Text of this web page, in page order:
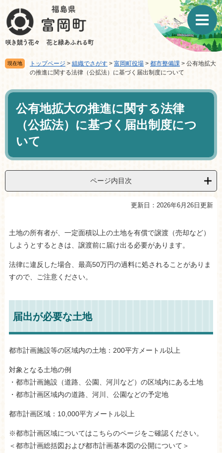
ジ
先
頭
で
ュ
を
飛
ば
現在地 トップページ > 組織でさがす > 富岡町役場 > 都市整備課 > 公有地拡大
の推進に関する法律（公拡法）に基づく届出制度について
本
公有地拡大の推進に関する法律
（公拡法）に基づく届出制度につ
いて
ページ内目次
更新日：2026年6月26日更新
土地の所有者が、一定面積以上の土地を有償で譲渡（売却など）
しようとするときは、譲渡前に届け出る必要があります。
法律に違反した場合、最高50万円の過料に処されることがありま
すので、ご注意ください。
届出が必要な土地
都市計画施設等の区域内の土地：200平方メートル以上
対象となる土地の例
・都市計画施設（道路、公園、河川など）の区域内にある土地
・都市計画区域内の道路、河川、公園などの予定地
都市計画区域：10,000平方メートル以上
※都市計画区域についてはこちらのページをご確認ください。
＜都市計画総括図および都市計画基本図の公開について＞